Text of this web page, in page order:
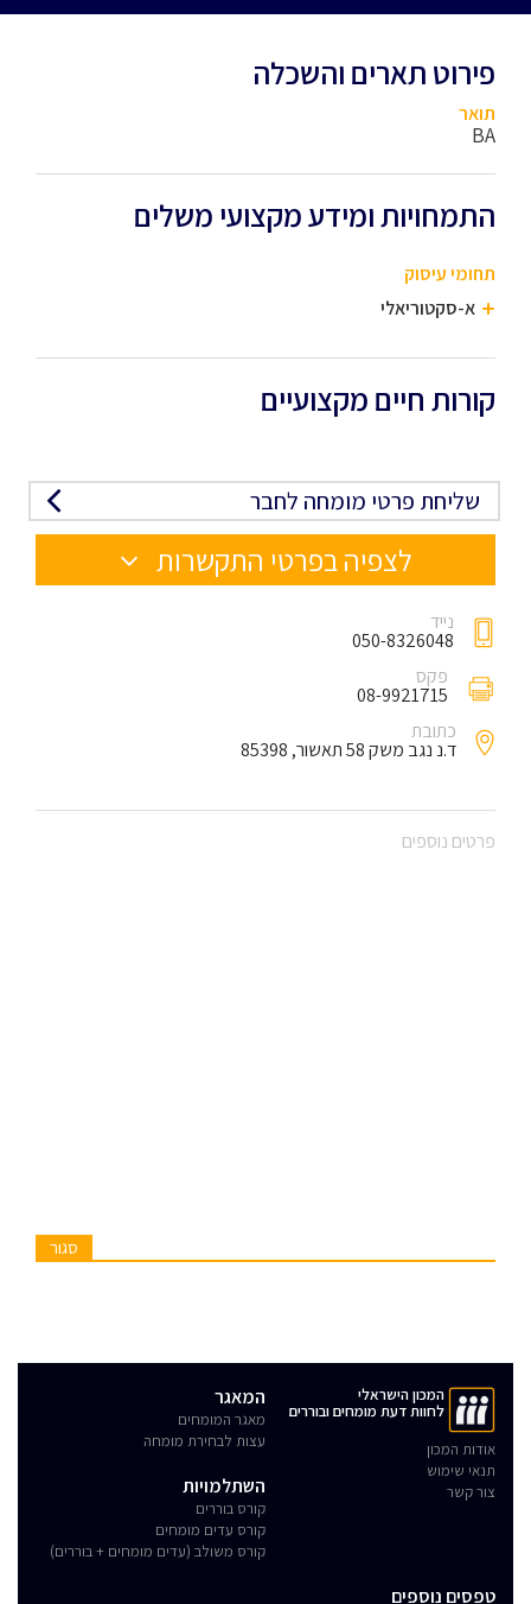
פירוט תארים והשכלה
תואר
BA
התמחויות ומידע מקצועי משלים
תחומי עיסוק
א-סקטוריאלי
קורות חיים מקצועיים
שליחת פרטי מומחה לחבר
לצפיה בפרטי התקשרות
נייד
050-8326048
פקס
08-9921715
כתובת
ד.נ נגב משק 58 תאשור, 85398
פרטים נוספים
סגור
המכון הישראלי
לחוות דעת מומחים ובוררים
אודות המכון
תנאי שימוש
צור קשר
המאגר
מאגר המומחים
עצות לבחירת מומחה
השתלמויות
קורס בוררים
קורס עדים מומחים
קורס משולב (עדים מומחים + בוררים)
טפסים נוספים